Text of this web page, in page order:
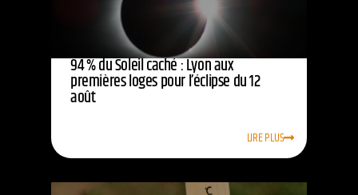
94 % du Soleil caché : Lyon aux
premières loges pour l’éclipse du 12
août
LIRE PLUS